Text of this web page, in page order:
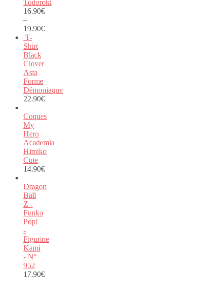
Todoroki
16.90€
–
19.90€
T-
Shirt
Black
Clover
Asta
Forme
Démoniaque
22.90€
Coques
My
Hero
Academia
Himiko
Cute
14.90€
Dragon
Ball
Z -
Funko
Pop!
-
Figurine
Kami
- N°
952
17.90€